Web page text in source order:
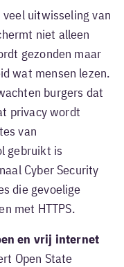
veel uitwisseling van
niet alleen
gezonden maar
wat mensen lezen.
burgers dat
privacy wordt
van
gebruikt is
Cyber Security
die gevoelige
met HTTPS.
en vrij internet
Open State